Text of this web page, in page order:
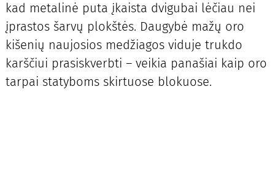
kad metalinė puta įkaista dvigubai lėčiau nei
įprastos šarvų plokštės. Daugybė mažų oro
kišenių naujosios medžiagos viduje trukdo
karščiui prasiskverbti – veikia panašiai kaip oro
tarpai statyboms skirtuose blokuose.